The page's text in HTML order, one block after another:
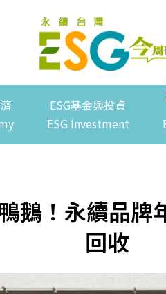
ESG基金與投資
ESG Investment
鵝！永續品牌
回收